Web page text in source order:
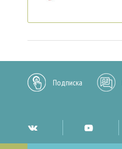
Подписка